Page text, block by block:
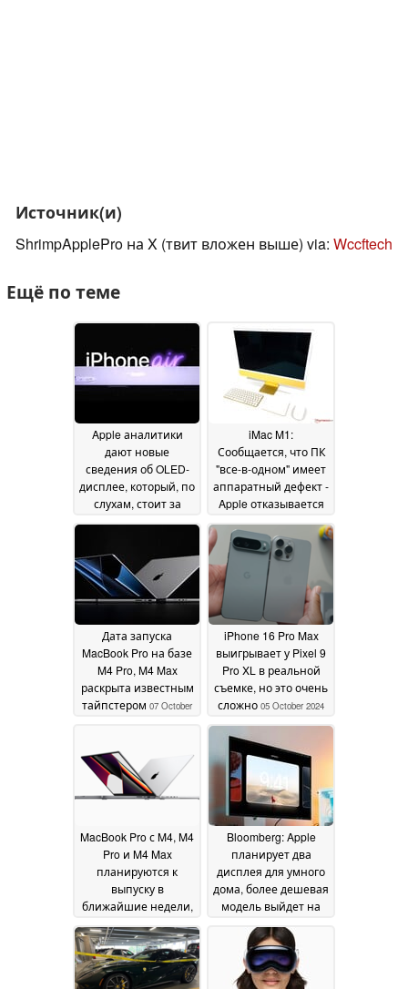
Источник(и)
ShrimpApplePro на X (твит вложен выше) via: Wccftech
Ещё по теме
Apple аналитики
дают новые
сведения об OLED-
дисплее, который, по
слухам, стоит за
Apple iPhone 17 Air07
iMac M1:
Сообщается, что ПК
"все-в-одном" имеет
аппаратный дефект -
Apple отказывается
от бесплатного
ремонта, высокая
яркость дисплея -
это риск
07 October 2024
Дата запуска
MacBook Pro на базе
M4 Pro, M4 Max
раскрыта известным
тайпстером 07 October
iPhone 16 Pro Max
выигрывает у Pixel 9
Pro XL в реальной
съемке, но это очень
сложно 05 October 2024
MacBook Pro с M4, M4
Pro и M4 Max
планируются к
выпуску в
ближайшие недели,
хотя октябрьское
мероприятие теперь
не определено03
October 2024
Bloomberg: Apple
планирует два
дисплея для умного
дома, более дешевая
модель выйдет на
рынок в начале 2025
года02 October 2024